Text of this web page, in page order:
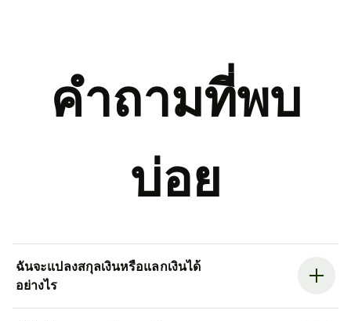
คำถามที่พบ
บ่อย
ฉันจะแปลงสกุลเงินหรือแลกเงินได้
อย่างไร